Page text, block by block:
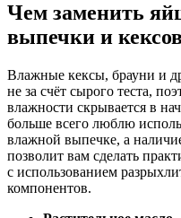
Чем заменить
выпечки и
Влажные кексы, брауни и
не за счёт сырого теста,
влажности скрывается в
больше всего люблю
влажной выпечке, а
позволит вам сделать
с использованием
компонентов.